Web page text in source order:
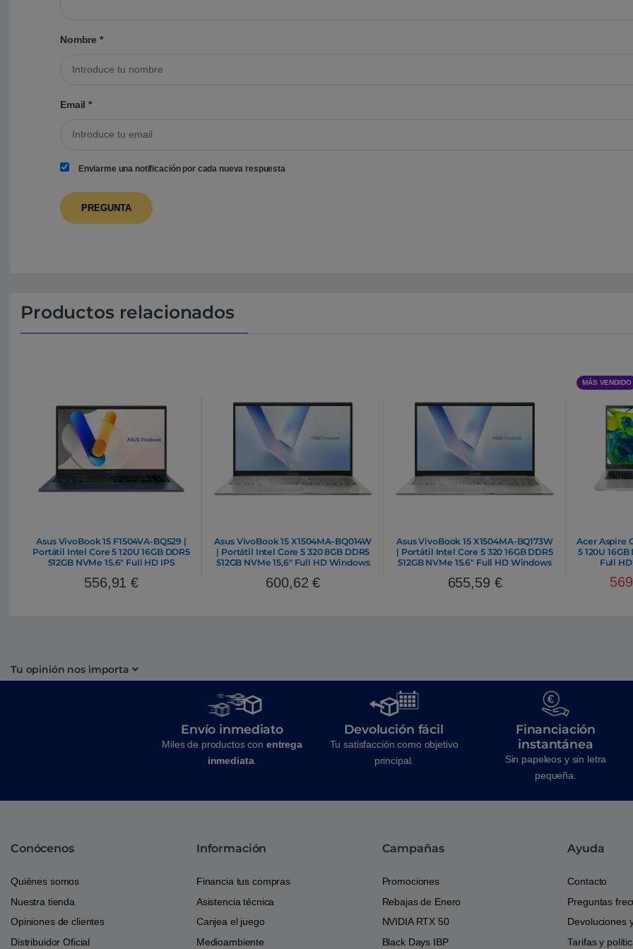
Nombre*
Email*
Enviarme una notificación por cada nueva respuesta
Productos relacionados
Asus VivoBook 15 F1504VA-BQ529 |
Portátil Intel Core 5 120U 16GB DDR5
512GB NVMe 15.6″ Full HD IPS
556,91€
Asus VivoBook 15 X1504MA-BQ014W
| Portátil Intel Core 5 320 8GB DDR5
512GB NVMe 15,6″ Full HD Windows
600,62€
Asus VivoBook 15 X1504MA-BQ173W
| Portátil Intel Core 5 320 16GB DDR5
512GB NVMe 15.6″ Full HD Windows
655,59 €
MÁS VENDIDO
Acer Aspire
5 120U 16GB
Full
Tu opinión nos importa
Envío inmediato
Miles de productos con entrega
inmediata.
Devolución fácil
Tu satisfacción como objetivo
principal.
Financiación
instantánea
Sin papeleos y sin letra
pequeña.
Conócenos
Quiénes somos
Nuestra tienda
Opiniones de clientes
Distribuidor Oficial
Información
Financia tus compras
Asistencia técnica
Canjea el juego
Medioambiente
Campañas
Promociones
Rebajas de Enero
NVIDIA RTX 50
Black Days IBP
Ayuda
Contacto
Preguntas
Devoluciones
Tarifas y